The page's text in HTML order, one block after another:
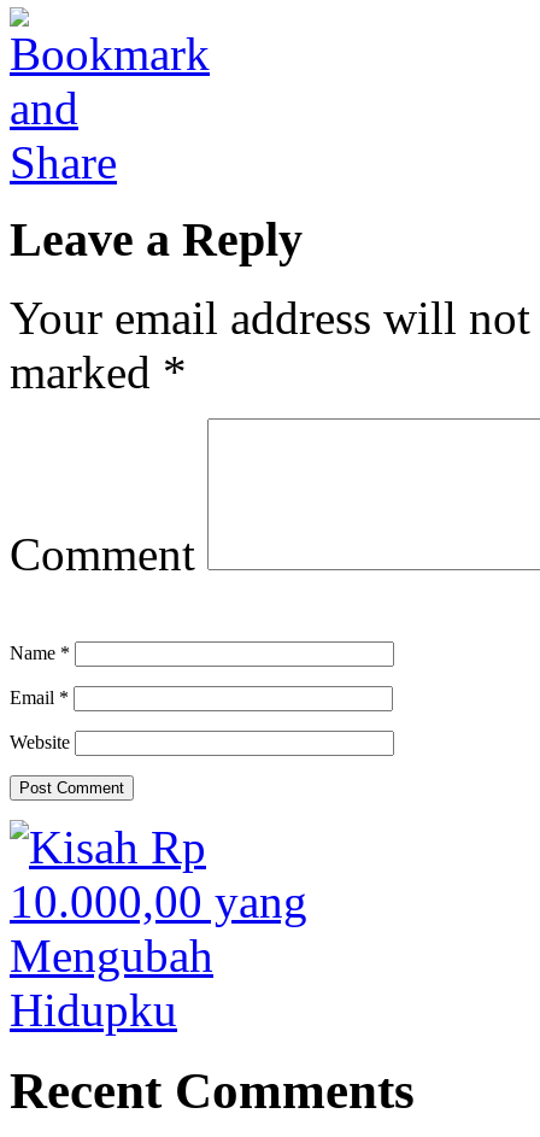
Leave a Reply
Your email address will
marked *
Comment
Name *
Email *
Website
Recent Comments